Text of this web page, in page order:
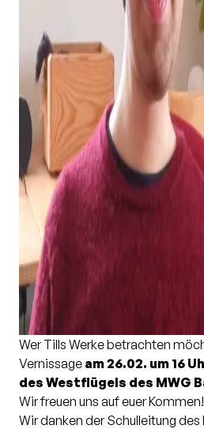
Wer Tills Werke betrachten
Vernissage am 26.02. um 16
des Westflügels des MWG
Wir freuen uns auf euer Kommen!
Wir danken der Schulleitung